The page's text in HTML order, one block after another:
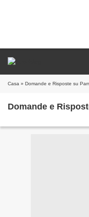
Casa » Domande e Risposte su
Domande e